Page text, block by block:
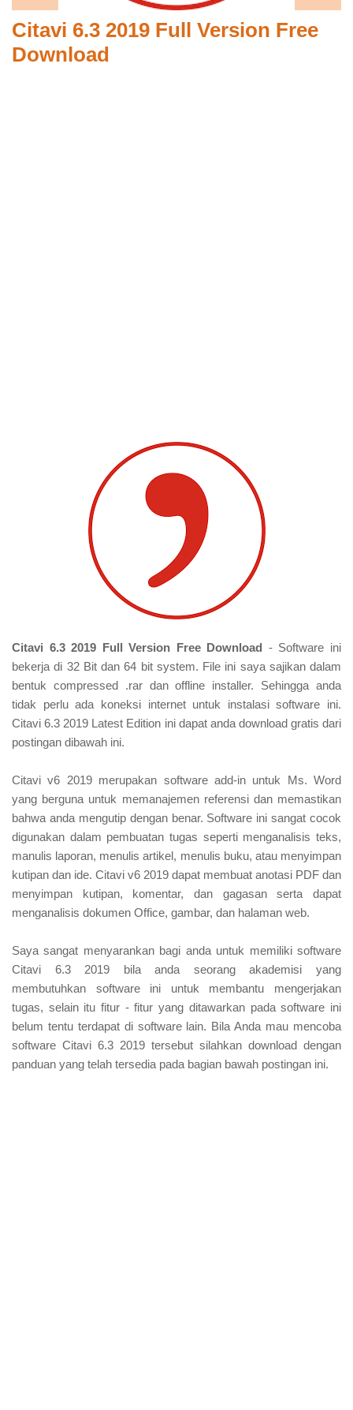
Citavi 6.3 2019 Full Version Free
Download
Citavi 6.3 2019 Full Version Free Download - Software ini
bekerja di 32 Bit dan 64 bit system. File ini saya sajikan dalam
bentuk compressed .rar dan offline installer. Sehingga anda
tidak perlu ada koneksi internet untuk instalasi software ini.
Citavi 6.3 2019 Latest Edition ini dapat anda download gratis dari
postingan dibawah ini.
Citavi v6 2019 merupakan software add-in untuk Ms. Word
yang berguna untuk memanajemen referensi dan memastikan
bahwa anda mengutip dengan benar. Software ini sangat cocok
digunakan dalam pembuatan tugas seperti menganalisis teks,
manulis laporan, menulis artikel, menulis buku, atau menyimpan
kutipan dan ide. Citavi v6 2019 dapat membuat anotasi PDF dan
menyimpan kutipan, komentar, dan gagasan serta dapat
menganalisis dokumen Office, gambar, dan halaman web.
Saya sangat menyarankan bagi anda untuk memiliki software
Citavi 6.3 2019 bila anda seorang akademisi yang
membutuhkan software ini untuk membantu mengerjakan
tugas, selain itu fitur - fitur yang ditawarkan pada software ini
belum tentu terdapat di software lain. Bila Anda mau mencoba
software Citavi 6.3 2019 tersebut silahkan download dengan
panduan yang telah tersedia pada bagian bawah postingan ini.